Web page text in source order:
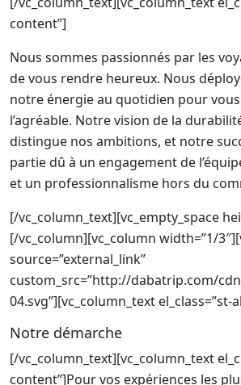
content”]
Nous sommes passionnés par les
de vous rendre heureux. Nous
notre énergie au quotidien pour
l’agréable. Notre vision de la
distingue nos ambitions, et notre
partie dû à un engagement de
et un professionnalisme hors du
[/vc_column_text][vc_empty_space
[/vc_column][vc_column width=”1/
source=”external_link”
custom_src=”http://dabatrip.com/
04.svg”][vc_column_text el_class=”st-
Notre démarche
[/vc_column_text][vc_column_text
content”]Pour vos expériences les